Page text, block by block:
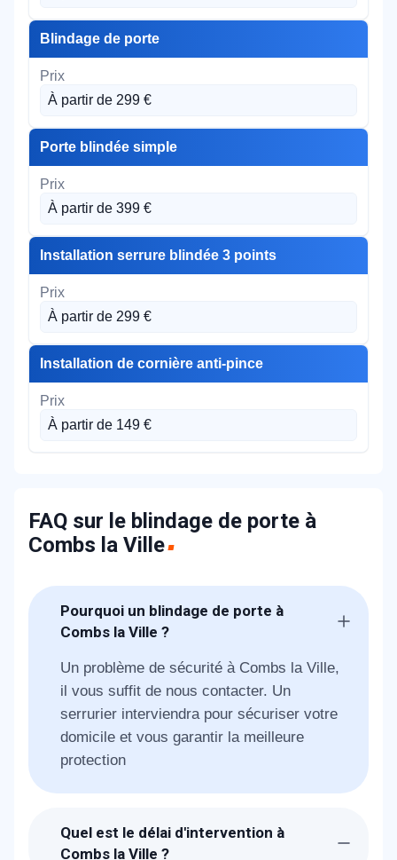
Blindage de porte
À partir de 299 €
Porte blindée simple
À partir de 399 €
Installation serrure blindée 3 points
À partir de 299 €
Installation de cornière anti-pince
À partir de 149 €
FAQ sur le blindage de porte à
Combs la Ville
Pourquoi un blindage de porte à
Combs la Ville ?
Un problème de sécurité à Combs la Ville,
il vous suffit de nous contacter. Un
serrurier interviendra pour sécuriser votre
domicile et vous garantir la meilleure
protection
Quel est le délai d'intervention à
Combs la Ville ?